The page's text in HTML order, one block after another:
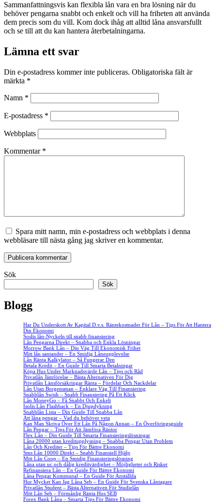
Sammanfattningsvis kan flexibla lån vara en bra lösning när du
behöver pengarna snabbt och enkelt och vill ha friheten att använda
dem precis som du vill. Kom dock ihåg att alltid låna ansvarsfullt
och se till att du kan hantera återbetalningarna.
Lämna ett svar
Din e-postadress kommer inte publiceras. Obligatoriska fält är
märkta *
Namn *
E-postadress *
Webbplats
Kommentar *
Spara mitt namn, min e-postadress och webbplats i denna
webbläsare till nästa gång jag skriver en kommentar.
Sök
Sök
Blogg
Har Du Underskott Av Kapital D.v.s. Räntekostnader För Lån – Tips För Att Hantera
Din Ekonomi
Soslis lån-Nyckeln till snabb finansiering
Lån Pengarna Direkt – Snabba och Enkla Lösningar
Morrow Bank Lån – Din Väg Till Ekonomisk Frihet
Mitt lån santander – En Smidig Låneupplevelse
Lån Ränta Kalkylator – Så Fungerar Den
Betala Kredit – En Guide Till Smarta Betalningar
Köpa Hus Under Marknadsvärde Lån – Tips och Råd
Privatlån Jämförelse – Bästa Alternativen För Dig
Privatlån Länsförsäkringar Ränta – Fördelar Och Nackdelar
Lån Utan Borgensman – Enklare Väg Till Finansiering
Snabblån Swish – Snabb Finansiering På Ett Klick
Lån MoneyGo – Få Snabbt Och Enkelt
Isolis Lån Flashback – En Djupdykning
Snabblån Lista – Din Guide Till Snabba Lån
Att låna pengar – Vad du behöver veta
Kan Man Skriva Över Ett Lån På Någon Annan – En Överföringsguide
Lån Pengar – Tips För Att Jämföra Räntor
Flex Lån – Din Guide Till Smarta Finansieringslösningar
Låna 20000 utan kreditupplysning – Snabba Pengar Utan Problem
Lån Och Krediter – Tips För Bättre Ekonomi
Sms Lån 10000 Direkt – Snabb Finansiell Hjälp
Mitt Lån Coop – En Smidig Finansieringslösning
Låna utan uc och dålig kreditvärdighet – Möjligheter och Risker
Refinansiera Lån – En Guide För Bättre Ekonomi
Låna Pengar Kommunal – En Guide För Anställda
Hur Mycket Kan Jag Låna Seb – En Guide För Svenska Låntagare
Privatlån Student – Bästa Alternativen För Studielån
Mitt Lån Seb – Förmånlig Ränta Hos SEB
Forex Bank Låna – Smarta Tips För Bättre Ekonomi